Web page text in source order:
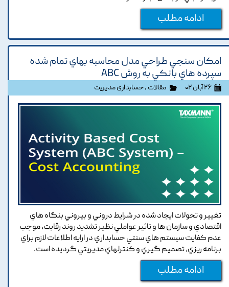
ادامه مطلب
امکان سنجي طراحي مدل محاسبه بهاي تمام شده
سپرده هاي بانکي به روش ABC
۲۶ آبان ۰۲ مقالات ،حسابداری مدیریت
تغيير و تحولات ايجاد شده در شرايط دروني و بيروني بنگاه هاي
اقتصادي و سازمان ها و تاثير عواملي نظير تشديد روند رقابت, موجب
عدم کفايت سيستم هاي سنتي حسابداري در ارايه اطلاعات لازم براي
برنامه ريزي, تصميم گيري و کنترلهاي مديريتي گرديده است.
ادامه مطلب